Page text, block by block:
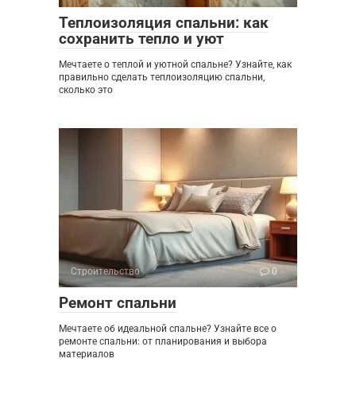
Теплоизоляция спальни: как
сохранить тепло и уют
Мечтаете о теплой и уютной спальне? Узнайте, как
правильно сделать теплоизоляцию спальни,
сколько это
Строительство 0
Ремонт спальни
Мечтаете об идеальной спальне? Узнайте все о
ремонте спальни: от планирования и выбора
материалов